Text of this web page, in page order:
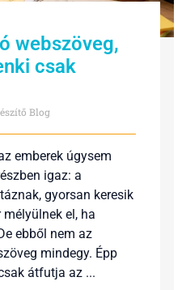
webszöveg,
csak
Blog
emberek úgysem
igaz: a
gyorsan keresik
el, ha
ebből nem az
mindegy. Épp
átfutja az ...